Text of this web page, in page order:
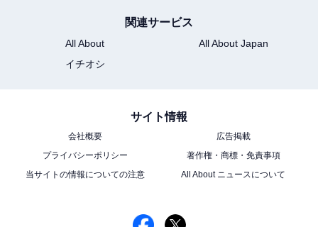
関連サービス
All About
All About Japan
イチオシ
サイト情報
会社概要
広告掲載
プライバシーポリシー
著作権・商標・免責事項
当サイトの情報についての注意
All About ニュースについて